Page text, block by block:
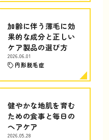
加齢に伴う薄毛に効
果的な成分と正しい
ケア製品の選び方
2026.06.01
円形脱毛症
健やかな地肌を育む
ための食事と毎日の
ヘアケア
2026.05.28